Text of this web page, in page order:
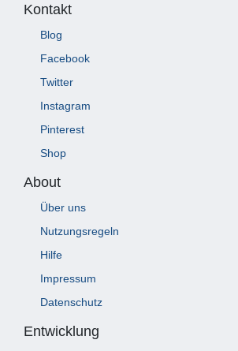
Kontakt
Blog
Facebook
Twitter
Instagram
Pinterest
Shop
About
Über uns
Nutzungsregeln
Hilfe
Impressum
Datenschutz
Entwicklung